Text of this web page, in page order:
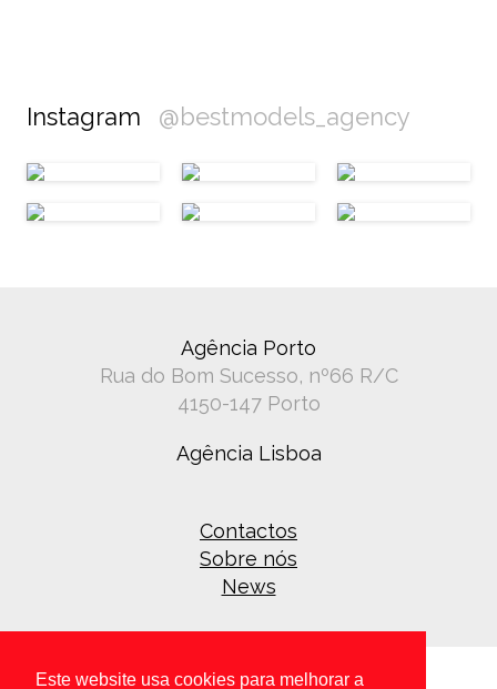
Este website usa cookies para melhorar a
Instagram @bestmodels_agency
Agência Porto
Rua do Bom Sucesso, nº66 R/C
4150-147 Porto
Agência Lisboa
Contactos
Sobre nós
News